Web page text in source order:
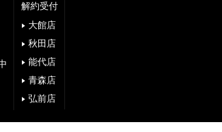
解約受付
大館店
秋田店
能代店
青森店
弘前店